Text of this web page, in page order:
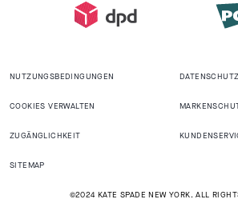
NUTZUNGSBEDINGUNGEN
COOKIES VERWALTEN
ZUGÄNGLICHKEIT
SITEMAP
©2024 KATE SPADE NEW YORK. ALL